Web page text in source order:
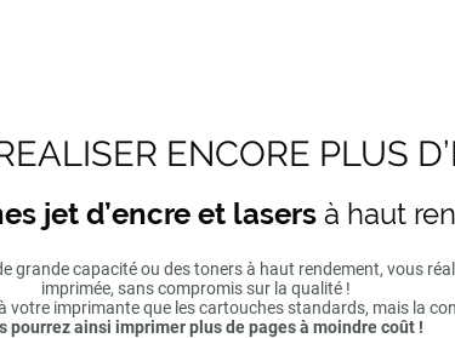
ENCORE PLUS
jet d’encre et lasersà haut
grande capacité ou des toners à haut rendement, vous
imprimée, sans compromis sur la qualité !
imprimante que les cartouches standards, mais la
pourrez ainsi imprimer plus de pages à moindre coût !